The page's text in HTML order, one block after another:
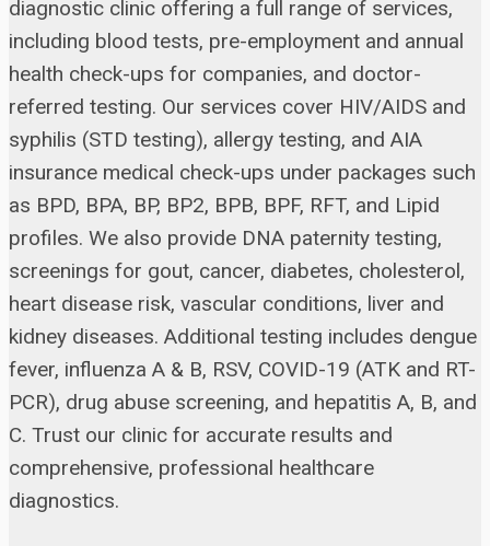
diagnostic clinic offering a full range of services,
including blood tests, pre-employment and annual
health check-ups for companies, and doctor-
referred testing. Our services cover HIV/AIDS and
syphilis (STD testing), allergy testing, and AIA
insurance medical check-ups under packages such
as BPD, BPA, BP, BP2, BPB, BPF, RFT, and Lipid
profiles. We also provide DNA paternity testing,
screenings for gout, cancer, diabetes, cholesterol,
heart disease risk, vascular conditions, liver and
kidney diseases. Additional testing includes dengue
fever, influenza A & B, RSV, COVID-19 (ATK and RT-
PCR), drug abuse screening, and hepatitis A, B, and
C. Trust our clinic for accurate results and
comprehensive, professional healthcare
diagnostics.